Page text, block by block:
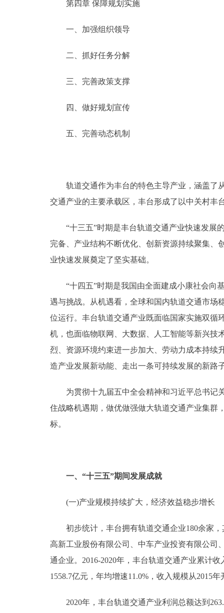
第四章 保障规划实施
一、加强组织领导
二、抓好任务分解
三、完善政策支撑
四、做好规划宣传
五、完善动态机制
轨道交通作为丰台的特色主导产业，涵盖了从
交通产业的主要承载区，丰台形成了以中关村丰
“十三五”时期是丰台轨道交通产业快速发展的
完备、产业结构不断优化、创新资源持续聚集、
业快速发展奠定了坚实基础。
“十四五”时期是我国由全面建成小康社会向基
遇与挑战。从机遇看，全球和国内轨道交通市场
位运行。丰台轨道交通产业既面临国家实施双循
机，也面临物联网、大数据、人工智能等新兴技
烈、资源环境约束进一步加大、劳动力成本持续
造产业发展新动能、走出一条可持续发展的新路
为贯彻十九届五中全会精神和习近平总书记关
住战略机遇期，做优做强做大轨道交通产业集群
标。
一、“十三五”期间发展成就
(一)产业规模持续扩大，经济效益稳步增长
初步统计，丰台拥有轨道交通企业180余家，
高新工业股份有限公司、中车产业投资有限公司
通企业。2016-2020年，丰台轨道交通产业累计
1558.7亿元，年均增速11.0%，收入规模从2015
2020年，丰台轨道交通产业利润总额达到